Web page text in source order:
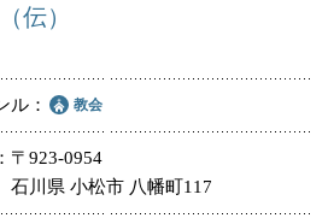
伝）
ル 教会
〒923-0954
石川県 小松市 八幡町117